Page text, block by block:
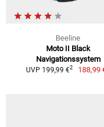
Beeline
Moto II Black
Navigationssystem
UVP 199,99 €2 188,99